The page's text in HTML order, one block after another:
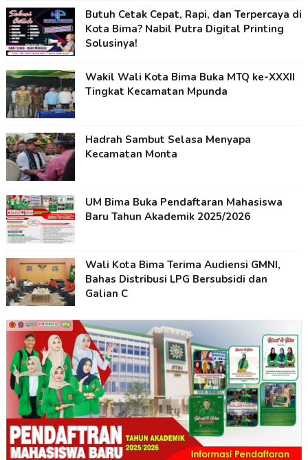
Butuh Cetak Cepat, Rapi, dan Terpercaya di
Kota Bima? Nabil Putra Digital Printing
Solusinya!
Wakil Wali Kota Bima Buka MTQ ke-XXXII
Tingkat Kecamatan Mpunda
Hadrah Sambut Selasa Menyapa
Kecamatan Monta
UM Bima Buka Pendaftaran Mahasiswa
Baru Tahun Akademik 2025/2026
Wali Kota Bima Terima Audiensi GMNI,
Bahas Distribusi LPG Bersubsidi dan
Galian C